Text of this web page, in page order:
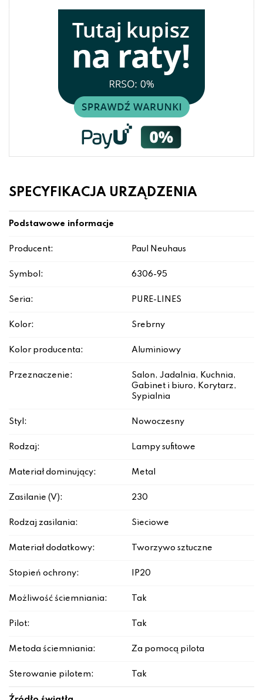
SPECYFIKACJA URZĄDZENIA
Podstawowe informacje
Producent: Paul Neuhaus
Symbol: 6306-95
Seria: PURE-LINES
Kolor: Srebrny
Kolor producenta: Aluminiowy
Przeznaczenie:
Salon, Jadalnia, Kuchnia,
Gabinet i biuro, Korytarz,
Sypialnia
Styl: Nowoczesny
Rodzaj: Lampy sufitowe
Materiał dominujący: Metal
Zasilanie (V): 230
Rodzaj zasilania: Sieciowe
Materiał dodatkowy: Tworzywo sztuczne
Stopień ochrony: IP20
Możliwość ściemniania: Tak
Pilot: Tak
Metoda ściemniania: Za pomocą pilota
Sterowanie pilotem: Tak